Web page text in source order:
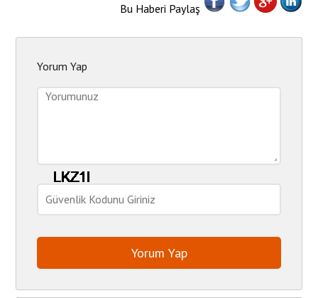
Bu Haberi Paylaş
Yorum Yap